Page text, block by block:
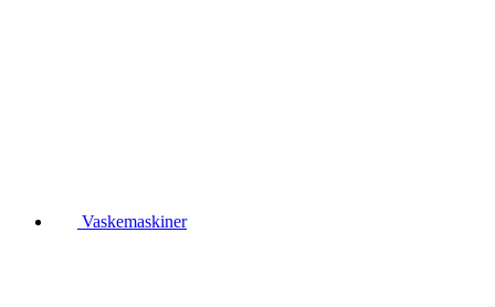
Vaskemaskiner